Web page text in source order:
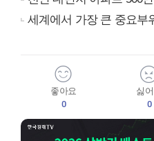
세계에서 가장 큰 중요부
좋아요
0
싫
0